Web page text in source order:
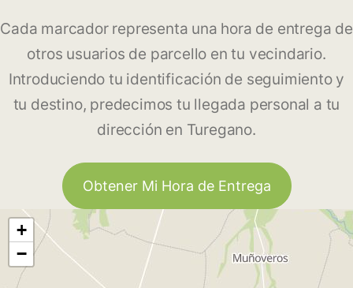
Cada marcador representa una hora de entrega de
otros usuarios de parcello en tu vecindario.
Introduciendo tu identificación de seguimiento y
tu destino, predecimos tu llegada personal a tu
dirección en Turegano.
Obtener Mi Hora de Entrega
+
−